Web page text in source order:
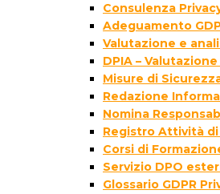
Consulenza
Adeguamento
Valutazione e
DPIA –
Misure di
Redazione
Nomina
Registro Attività
Corsi di
Servizio DPO
Glossario GDPR